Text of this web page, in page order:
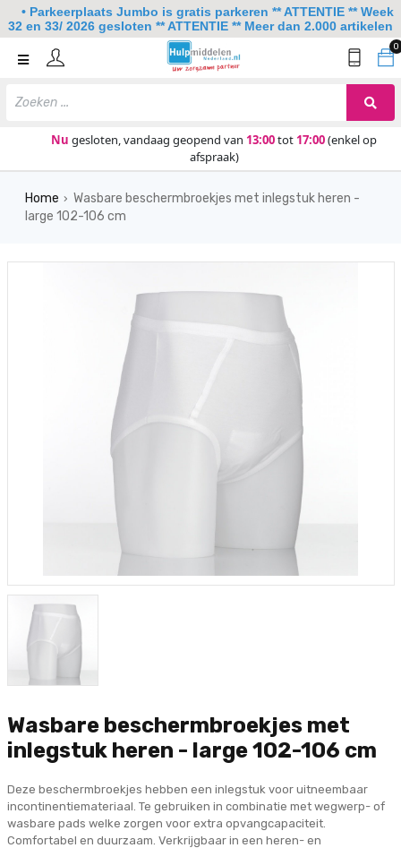
0
Nu gesloten, vandaag geopend van 13:00tot 17:00(enkel op
afspraak)
Home
Keuken
Home › Wasbare beschermbroekjes met inlegstuk heren -
large 102-106 cm
Wasbare beschermbroekjes met
inlegstuk heren - large 102-106 cm
Deze beschermbroekjes hebben een inlegstuk voor uitneembaar
incontinentiemateriaal. Te gebruiken in combinatie met wegwerp- of
wasbare pads welke zorgen voor extra opvangcapaciteit.
Comfortabel en duurzaam. Verkrijgbaar in een heren- en
• Parkeerplaats Jumbo is gratis parkeren ** ATTENTIE ** Week
32 en 33/ 2026 gesloten ** ATTENTIE ** Meer dan 2.000 artikelen